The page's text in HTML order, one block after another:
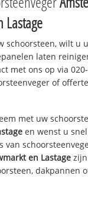
Lastage
schoorsteen, wilt u
laten
met ons op via
of
met uw
en wenst u
van
en Lastage
dakpannen